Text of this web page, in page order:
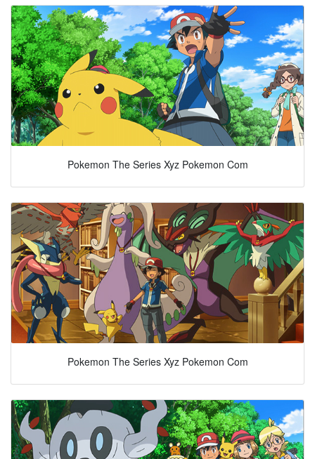
Pokemon The Series Xyz Pokemon Com
Pokemon The Series Xyz Pokemon Com